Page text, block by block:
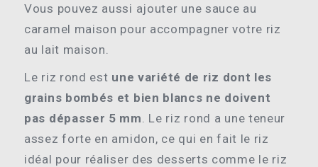
Vous pouvez aussi ajouter une sauce au
caramel maison pour accompagner votre riz
au lait maison.
Le riz rond est une variété de riz dont les
grains bombés et bien blancs ne doivent
pas dépasser 5 mm . Le riz rond a une teneur
assez forte en amidon, ce qui en fait le riz
idéal pour réaliser des desserts comme le riz